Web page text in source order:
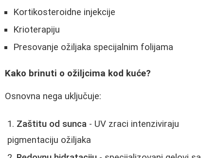
Kortikosteroidne injekcije
Krioterapiju
Presovanje ožiljaka specijalnim folijama
Kako brinuti o ožiljcima kod kuće?
Osnovna nega uključuje:
Zaštitu od sunca - UV zraci intenziviraju
pigmentaciju ožiljaka